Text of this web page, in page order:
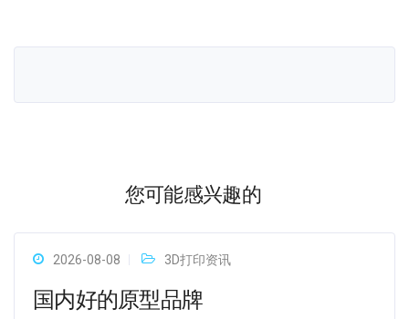
您可能感兴趣的
2026-08-08 3D打印资讯
国内好的原型品牌